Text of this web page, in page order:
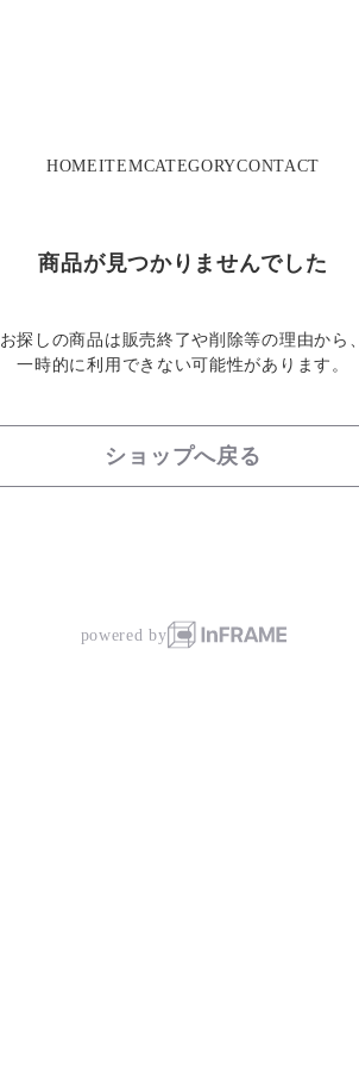
HOMEITEMCATEGORYCONTACT
商品が見つかりませんでした
お探しの商品は販売終了や削除等の理由から、
一時的に利用できない可能性があります。
ショップへ戻る
powered by